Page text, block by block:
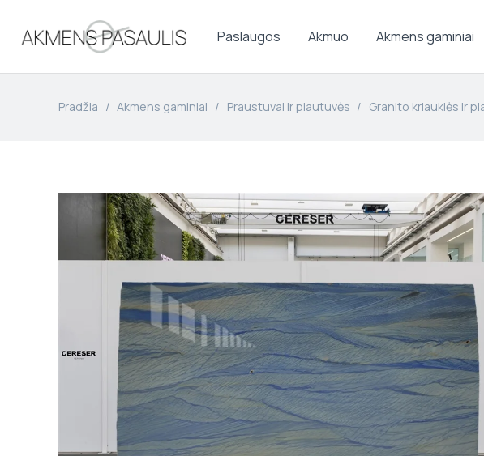
Paslaugos Akmuo Akmens gaminiai
Pradžia / Akmens gaminiai / Praustuvai ir plautuvės / Granito kriauklės ir